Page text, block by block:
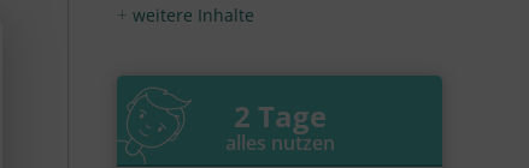
Jetzt lernen
weitere Inhalte
2 Tage
alles nutzen